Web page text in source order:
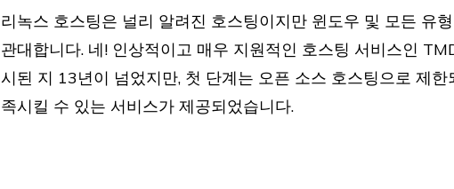
리녹스 호스팅은 널리 알려진 호스팅이지만 윈도우 및 모든 유
관대합니다. 네! 인상적이고 매우 지원적인 호스팅 서비스인
시된 지 13년이 넘었지만, 첫 단계는 오픈 소스 호스팅으로 제
족시킬 수 있는 서비스가 제공되었습니다.